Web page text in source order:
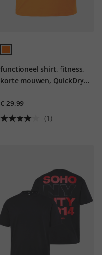
functioneel shirt, fitness,
korte mouwen, QuickDry,
€ 29,99
(1)